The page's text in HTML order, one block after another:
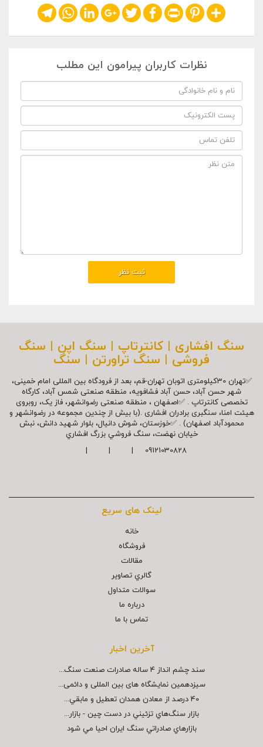
Share
Pinterest
Print
Facebook
Twitter
Google+
LinkedIn
WhatsApp
Telegram
نظرات کاربران پیرامون این مطلب
سنگ افشاری | کانترتاپ | سنگ اپن | سنگ
فروشی | سنگ تراورتن | سنگ
✅تهران 30کیلومتری اتوبان تهران-قم، بعد از فرودگاه بین المللی امام خمینی،
شهر حسن آباد، حسن آباد فشافویه، منطقه صنعتی شمس آباد، کارگاه
تخصصی کانترتاپ . ✅اصفهان ، منطقه صنعتی رضوانشهر، فاز یک، روبروی
هیئت امنا، سنگبری برادران افشاری .(با بیش از چندین مجموعه در رضوانشهر و
محمودآباد اصفهان) . ✅خوزستان، شوش دانیال، بلوار شهيد دانش، نبش
خیابان نهضت، سنگ فروشي بزرگ افشاري
09121030828 | | |
لینک های سریع
خانه
فروشگاه
مقالات
گالري تصاوير
سوالات متداول
درباره ما
تماس با ما
آخرین اخبار
سند چشم انداز ۴ ساله صادرات صنعت سنگ...
سیزدهمین نمایشگاه های بین المللی و دائمی...
40 درصد از معادن همدان تعطيل و مابقي...
بازار سنگ‌هاي تزئيني در دست چين - بازار...
بازارهاي صادراتي سنگ ايران احيا مي شود